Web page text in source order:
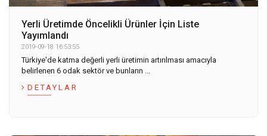
Yerli Üretimde Öncelikli Ürünler İçin Liste
Yayımlandı
2019-09-18 16:53:55
Türkiye'de katma değerli yerli üretimin artırılması amacıyla
belirlenen 6 odak sektör ve bunların ...
DETAYLAR